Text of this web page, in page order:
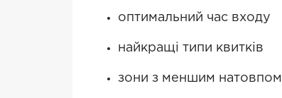
оптимальний час входу
найкращі типи квитків
зони з меншим натовпом